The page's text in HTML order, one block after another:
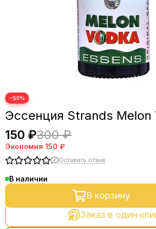
−50%
Эссенция Strands Melon
150 ₽300 ₽
Экономия 150 ₽
Оставить отзыв
В наличии
В корзину
Заказ в один